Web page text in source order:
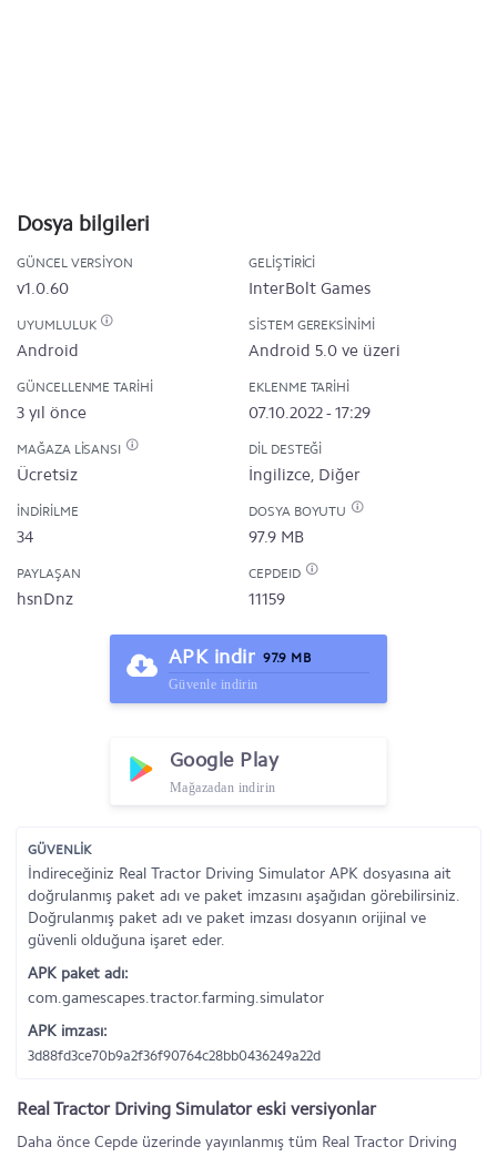
Dosya bilgileri
GÜNCEL VERSIYON
v1.0.60
GELIŞTIRICI
InterBolt Games
UYUMLULUK
Android
SISTEM GEREKSINIMI
Android 5.0 ve üzeri
GÜNCELLENME TARIHI
3 yıl önce
EKLENME TARIHI
07.10.2022 - 17:29
MAĞAZA LISANSI
Ücretsiz
DIL DESTEĞI
İngilizce, Diğer
İNDIRILME
34
DOSYA BOYUTU
97.9 MB
PAYLAŞAN
hsnDnz
CEPDEID
11159
APK indir 97.9 MB
Güvenle indirin
Google Play
Mağazadan indirin
GÜVENLİK
İndireceğiniz Real Tractor Driving Simulator APK dosyasına ait
doğrulanmış paket adı ve paket imzasını aşağıdan görebilirsiniz.
Doğrulanmış paket adı ve paket imzası dosyanın orijinal ve
güvenli olduğuna işaret eder.
APK paket adı:
com.gamescapes.tractor.farming.simulator
APK imzası:
3d88fd3ce70b9a2f36f90764c28bb0436249a22d
Real Tractor Driving Simulator eski versiyonlar
Daha önce Cepde üzerinde yayınlanmış tüm Real Tractor Driving